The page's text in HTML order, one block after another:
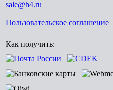
sale@h4.ru
Пользовательское соглашение
Как получить: